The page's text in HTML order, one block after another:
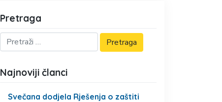
Pretraga
Najnoviji članci
Svečana dodjela Rješenja o zaštiti